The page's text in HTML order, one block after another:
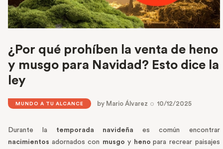
¿Por qué prohíben la venta de heno
y musgo para Navidad? Esto dice la
ley
MUNDO A TU ALCANCE by Mario Álvarez 10/12/2025
Durante la temporada navideña es común encontrar
nacimientos adornados con musgo y henopara recrear paisajes